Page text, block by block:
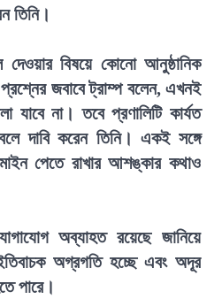
তিনি।
বিষয়ে কোনো আনুষ্ঠানিক
জবাবে ট্রাম্প বলেন, এখনই
যাবে না। তবে প্রণালিটি কার্যত
দাবি করেন তিনি। একই সঙ্গে
মাইন পেতে রাখার আশঙ্কার কথাও
অব্যাহত রয়েছে জানিয়ে
অগ্রগতি হচ্ছে এবং অদূর
পারে।